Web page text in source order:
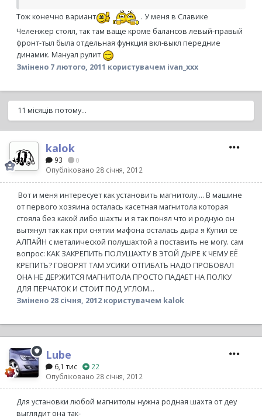
Тож конечно вариант
. У меня в Славике
Челенжер стоял, так там ваще кроме балансов левый-правый
фронт-тыл была отдельная функция вкл-выкл передние
динамик. Мануал рулит
Змінено 7 лютого, 2011 користувачем ivan_xxx
11 місяців потому...
kalok
93 0
Опубліковано 28 січня, 2012
Вот и меня интересует как установить магнитолу.... В машине
от первого хозяина осталась касетная магнитола которая
стояла без какой либо шахты и я так понял что и родную он
вытянул так как при снятии мафона осталась дыра я Купил се
АЛПАЙН с металической полушахтой а поставить не могу. сам
вопрос: КАК ЗАКРЕПИТЬ ПОЛУШАХТУ В ЭТОЙ ДЫРЕ К ЧЕМУ ЕЁ
КРЕПИТЬ? ГОВОРЯТ ТАМ УСИКИ ОТГИБАТЬ НАДО ПРОБОВАЛ
ОНА НЕ ДЕРЖИТСЯ МАГНИТОЛА ПРОСТО ПАДАЕТ НА ПОЛКУ
ДЛЯ ПЕРЧАТОК И СТОИТ ПОД УГЛОМ...
Змінено 28 січня, 2012 користувачем kalok
Lube
6,1 тис
22
Опубліковано 28 січня, 2012
Для установки любой магнитолы нужна родная шахта от деу
выглядит она так-